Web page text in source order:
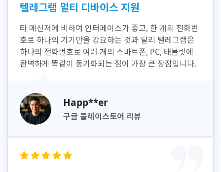
텔레그램 멀티 디바이스 지원
타 메신저에 비하여 인터페이스가 좋고, 한 개의 전화번
호로 하나의 기기만을 강요하는 것과 달리 텔레그램은
하나의 전화번호로 여러 개의 스마트폰, PC, 태블릿에
완벽하게 똑같이 동기화되는 점이 가장 큰 장점입니다.
Happ**er
구글 플레이스토어 리뷰